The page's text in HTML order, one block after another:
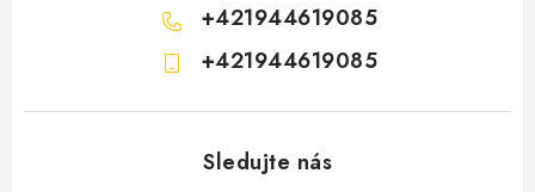
+421944619085
+421944619085